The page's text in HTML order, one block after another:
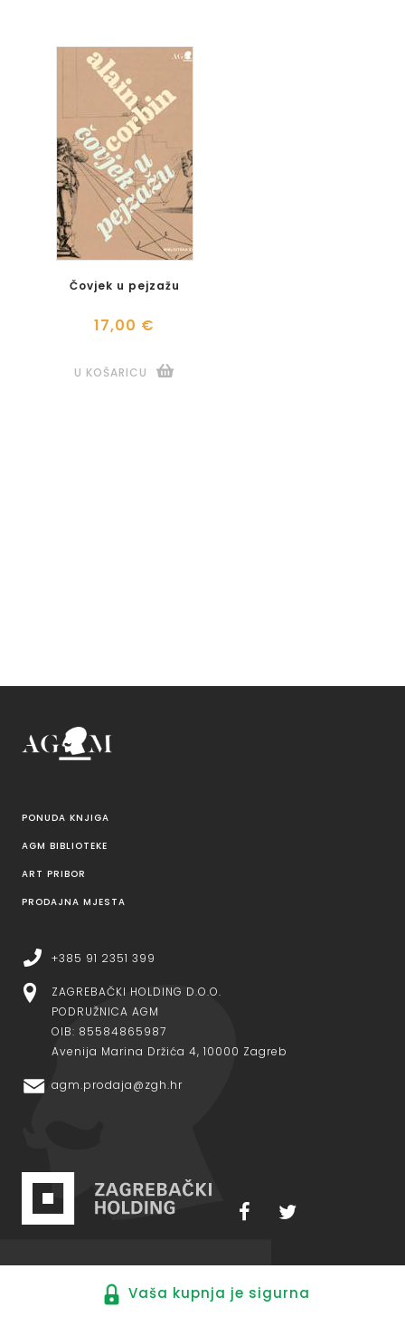
Čovjek u pejzažu
17,00 €
U KOŠARICU
PONUDA KNJIGA
AGM BIBLIOTEKE
ART PRIBOR
PRODAJNA MJESTA
+385 91 2351 399
ZAGREBAČKI HOLDING D.O.O.
PODRUŽNICA AGM
OIB: 85584865987
Avenija Marina Držića 4, 10000 Zagreb
agm.prodaja@zgh.hr
Vaša kupnja je sigurna